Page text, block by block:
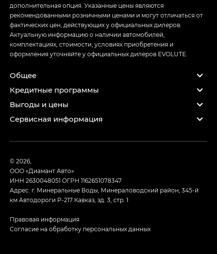
дополнительная опция. Указанные цены являются
рекомендованными розничными ценами и могут отличаться от
фактических цен, действующих у официальных дилеров.
Актуальную информацию о наличии автомобилей,
комплектациях, стоимости, условиях приобретения и
оформления уточняйте у официальных дилеров EVOLUTE.
Общее
Кредитные программы
Выгоды и цены
Сервисная информация
© 2026,
ООО «Диамант Авто»
ИНН 2630048051 ОГРН 1162651078347
Адрес: г. Минеральные Воды, Минераловодский район, 345-й
км Автодороги Р-217 Кавказ, зд. 3, стр. 1
Правовая информация
Согласие на обработку персональных данных